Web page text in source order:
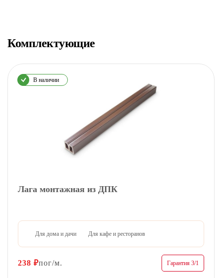
Комплектующие
В наличии
Лага монтажная из ДПК
Для дома и дачи Для кафе и ресторанов
238 ₽пог/м. Гарантия 3/1